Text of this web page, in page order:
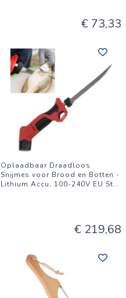
€ 73,33
Oplaadbaar Draadloos
Snijmes voor Brood en Botten -
Lithium Accu, 100-240V EU St...
€ 219,68